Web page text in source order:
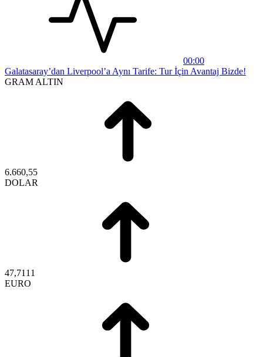
00:00
Galatasaray’dan Liverpool’a Aynı Tarife: Tur İçin Avantaj Bizde!
GRAM ALTIN
6.660,55
DOLAR
47,7111
EURO